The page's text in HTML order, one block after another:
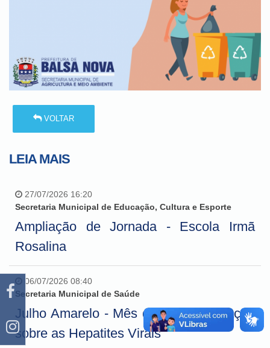
VOLTAR
LEIA MAIS
27/07/2026 16:20
Secretaria Municipal de Educação, Cultura e Esporte
Ampliação de Jornada - Escola Irmã
Rosalina
06/07/2026 08:40
Secretaria Municipal de Saúde
Julho Amarelo - Mês de conscientização
sobre as Hepatites Virais